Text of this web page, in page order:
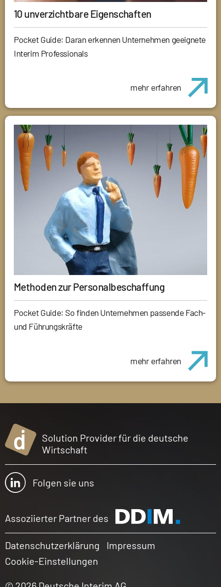
10 unverzichtbare Eigenschaften
Pocket Guide: Daran erkennen Unternehmen geeignete
Interim Professionals
mehr erfahren
Methoden zur Personalbeschaffung
Pocket Guide: So finden Unternehmen passende Fach-
und Führungskräfte
mehr erfahren
Solution Provider für die deutsche
Wirtschaft
Folgen sie uns
Assoziierter Partner des
Datenschutzerklärung
Impressum
Cookie-Einstellungen